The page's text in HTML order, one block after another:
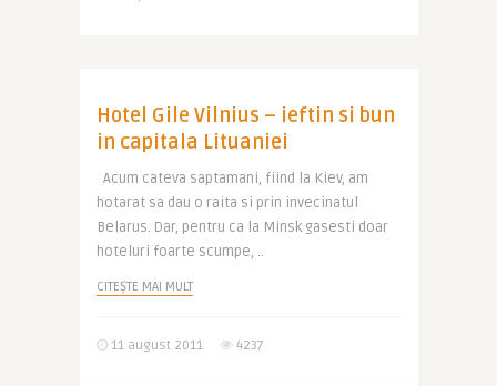
Hotel Gile Vilnius – ieftin si bun
in capitala Lituaniei
Acum cateva saptamani, fiind la Kiev, am
hotarat sa dau o raita si prin invecinatul
Belarus. Dar, pentru ca la Minsk gasesti doar
hoteluri foarte scumpe, ..
CITEȘTE MAI MULT
11 august 2011 4237